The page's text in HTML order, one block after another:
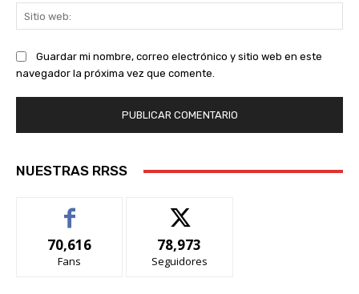
Guardar mi nombre, correo electrónico y sitio web en este
navegador la próxima vez que comente.
NUESTRAS RRSS
70,616
Fans
78,973
Seguidores